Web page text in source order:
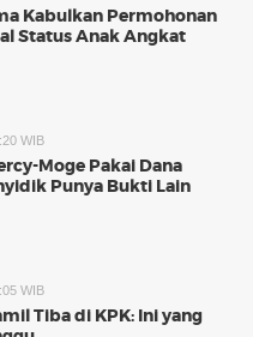
Kabulkan Permohonan
Status Anak Angkat
WIB
Moge Pakai Dana
Punya Bukti Lain
WIB
Tiba di KPK: Ini yang